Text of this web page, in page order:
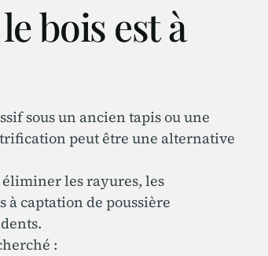
bois est à
sous un ancien tapis ou une
peut être une alternative
éliminer les rayures, les
captation de poussière
: